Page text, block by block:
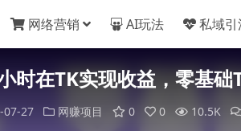
网络营销 AI玩法 私域引
时在TK实现收益，零基
07-27 网赚项目 0 0 10.5K